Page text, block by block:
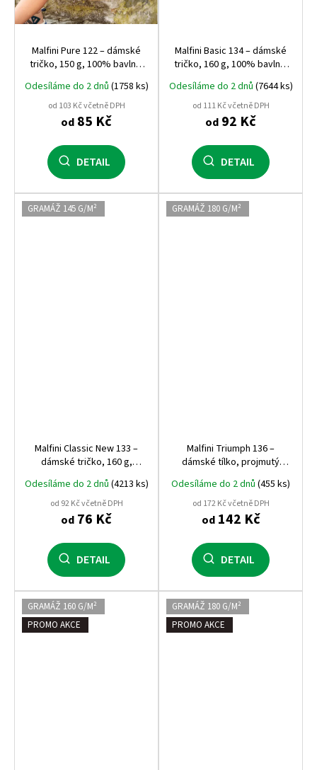
Malfini Pure 122 – dámské
tričko, 150 g, 100% bavlna,
Odesíláme do 2 dnů (1758 ks)
od 103 Kč včetně DPH
od 85 Kč
DETAIL
Malfini Basic 134 – dámské
tričko, 160 g, 100% bavlna,
Odesíláme do 2 dnů (7644 ks)
od 111 Kč včetně DPH
od 92 Kč
DETAIL
GRAMÁŽ 145 G/M²
Malfini Classic New 133 –
dámské tričko, 160 g,
projmuté
Odesíláme do 2 dnů (4213 ks)
od 92 Kč včetně DPH
od 76 Kč
DETAIL
GRAMÁŽ 180 G/M²
Malfini Triumph 136 –
dámské tílko, projmutý
střih, 180 g
Odesíláme do 2 dnů (455 ks)
od 172 Kč včetně DPH
od142 Kč
DETAIL
GRAMÁŽ 160 G/M²
PROMO AKCE
GRAMÁŽ 180 G/M²
PROMO AKCE